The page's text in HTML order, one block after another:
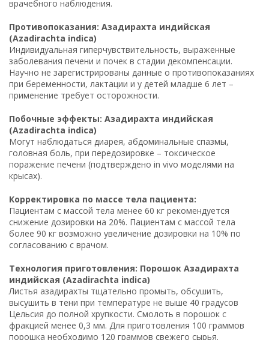
врачебного наблюдения.
Противопоказания: Азадирахта индийская
(Azadirachta indica)
Индивидуальная гиперчувствительность, выраженные
заболевания печени и почек в стадии декомпенсации.
Научно не зарегистрированы данные о противопоказаниях
при беременности, лактации и у детей младше 6 лет –
применение требует осторожности.
Побочные эффекты: Азадирахта индийская
(Azadirachta indica)
Могут наблюдаться диарея, абдоминальные спазмы,
головная боль, при передозировке – токсическое
поражение печени (подтверждено in vivo моделями на
крысах).
Корректировка по массе тела пациента:
Пациентам с массой тела менее 60 кг рекомендуется
снижение дозировки на 20%. Пациентам с массой тела
более 90 кг возможно увеличение дозировки на 10% по
согласованию с врачом.
Технология приготовления: Порошок Азадирахта
индийская (Azadirachta indica)
Листья азадирахты тщательно промыть, обсушить,
высушить в тени при температуре не выше 40 градусов
Цельсия до полной хрупкости. Смолоть в порошок с
фракцией менее 0,3 мм. Для приготовления 100 граммов
порошка необходимо 120 граммов свежего сырья.